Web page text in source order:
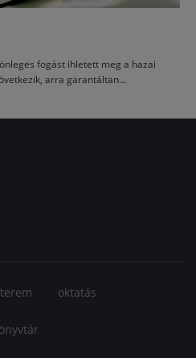
fogást ihletett meg a hazai
arra garantáltan...
oktatás